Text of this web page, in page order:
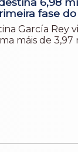
fase
García Rey
máis de 3,97